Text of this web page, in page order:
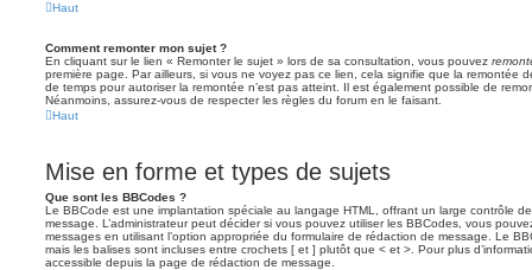
Haut
Comment remonter mon sujet ?
En cliquant sur le lien « Remonter le sujet » lors de sa consultation, vous pouvez
première page. Par ailleurs, si vous ne voyez pas ce lien, cela signifie que la remontée
de temps pour autoriser la remontée n’est pas atteint. Il est également possible de
Néanmoins, assurez-vous de respecter les règles du forum en le faisant.
Haut
Mise en forme et types de sujets
Que sont les BBCodes ?
Le BBCode est une implantation spéciale au langage HTML, offrant un large contrôle
message. L’administrateur peut décider si vous pouvez utiliser les BBCodes, vous
messages en utilisant l’option appropriée du formulaire de rédaction de message. Le
mais les balises sont incluses entre crochets [ et ] plutôt que < et >. Pour plus
accessible depuis la page de rédaction de message.